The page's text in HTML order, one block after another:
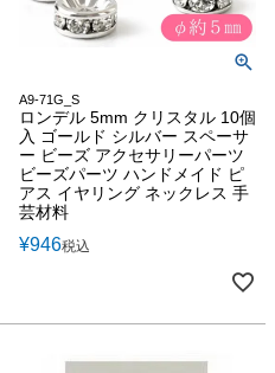
A9-71G_S
ロンデル 5mm クリスタル 10個
入 ゴールド シルバー スペーサ
ー ビーズ アクセサリーパーツ
ビーズパーツ ハンドメイド ピ
アス イヤリング ネックレス 手
芸材料
¥946税込